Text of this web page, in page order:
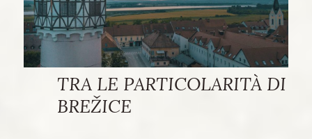
TRA LE PARTICOLARITÀ DI
BREŽICE